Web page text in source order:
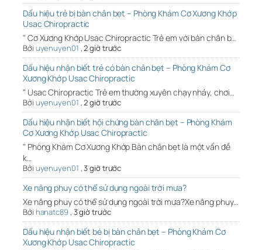
Dấu hiệu trẻ bị bàn chân bẹt – Phòng Khám Cơ Xương Khớp
Usac Chiropractic
" Cơ Xương Khớp Usac Chiropractic Trẻ em với bàn chân b…
Bởi uyenuyen01 ,2 giờ trước
Dấu hiệu nhận biết trẻ có bàn chân bẹt – Phòng Khám Cơ
Xương Khớp Usac Chiropractic
" Usac Chiropractic Trẻ em thường xuyên chạy nhảy, chơi…
Bởi uyenuyen01 ,2 giờ trước
Dấu hiệu nhận biết hội chứng bàn chân bẹt – Phòng Khám
Cơ Xương Khớp Usac Chiropractic
" Phòng Khám Cơ Xương Khớp Bàn chân bẹt là một vấn đề
k…
Bởi uyenuyen01 ,3 giờ trước
Xe nâng phuy có thể sử dụng ngoài trời mưa?
Xe nâng phuy có thể sử dụng ngoài trời mưa?Xe nâng phuy…
Bởi hanatc89, 3 giờ trước
Dấu hiệu nhận biết bé bị bàn chân bẹt – Phòng Khám Cơ
Xương Khớp Usac Chiropractic